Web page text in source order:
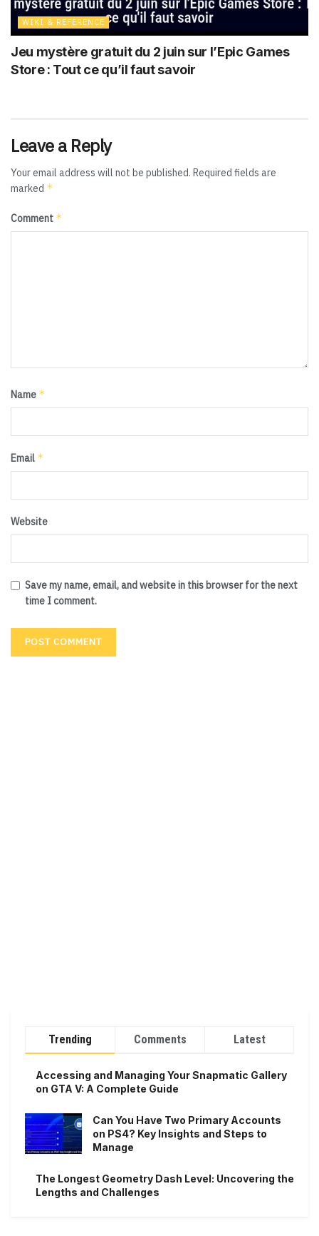
WIKI & REFERENCE
Jeu mystère gratuit du 2 juin sur l’Epic Games
Store : Tout ce qu’il faut savoir
Leave a Reply
Your email address will not be published. Required fields are
marked *
Comment *
Name *
Email *
Website
Save my name, email, and website in this browser for the next
time I comment.
Trending Comments Latest
Accessing and Managing Your Snapmatic Gallery
on GTA V: A Complete Guide
Can You Have Two Primary Accounts
on PS4? Key Insights and Steps to
Manage
The Longest Geometry Dash Level: Uncovering the
Lengths and Challenges